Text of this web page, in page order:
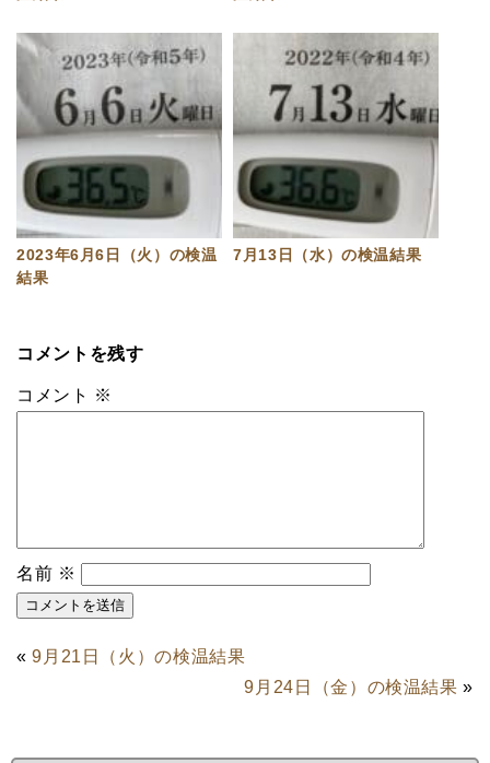
2023年6月6日（火）の検温
結果
7月13日（水）の検温結果
コメントを残す
コメント ※
名前 ※
«9月21日（火）の検温結果
9月24日（金）の検温結果 »